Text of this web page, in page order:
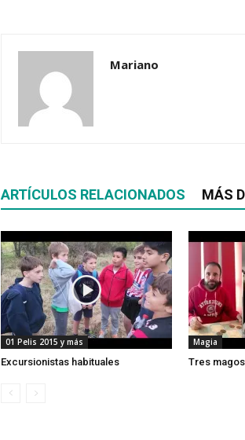
Mariano
ARTÍCULOS RELACIONADOS MÁS
01 Pelis 2015 y más
Excursionistas habituales
Magia
Tres